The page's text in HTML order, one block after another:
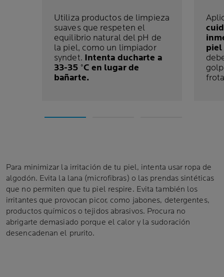
Utiliza productos de limpieza
suaves que respeten el
equilibrio natural del pH de
la piel, como un limpiador
syndet. Intenta ducharte a
33-35 °C en lugar de
bañarte.
piel
Para minimizar la irritación de tu piel, intenta usar ropa de
algodón. Evita la lana (microfibras) o las prendas sintéticas
que no permiten que tu piel respire. Evita también los
irritantes que provocan picor, como jabones, detergentes,
productos químicos o tejidos abrasivos. Procura no
abrigarte demasiado porque el calor y la sudoración
desencadenan el prurito.